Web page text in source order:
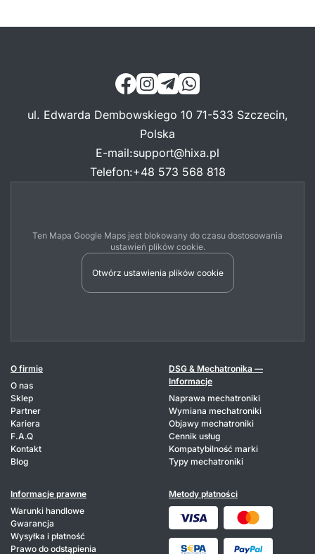
ul. Edwarda Dembowskiego 10 71-533 Szczecin,
Polska
E-mail:support@hixa.pl
Telefon:+48 573 568 818
Ten Mapa Google Maps jest blokowany do czasu dostosowania
ustawień plików cookie.
Otwórz ustawienia plików cookie
O firmie
O nas
Sklep
Partner
Kariera
F.A.Q
Kontakt
Blog
DSG & Mechatronika —
Informacje
Naprawa mechatroniki
Wymiana mechatroniki
Objawy mechatroniki
Cennik usług
Kompatybilność marki
Typy mechatroniki
Informacje prawne
Warunki handlowe
Gwarancja
Wysyłka i płatność
Prawo do odstąpienia
Metody płatności